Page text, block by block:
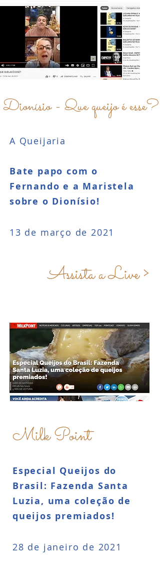
Dionísio - Que queijo é esse?
A Queijaria
Bate papo com o
Fernando e a Maristela
sobre o Dionísio!
13 de março de 2021
Assista a Live >
Milk Point
Especial Queijos do
Brasil: Fazenda Santa
Luzia, uma coleção de
queijos premiados!
28 de janeiro de 2021